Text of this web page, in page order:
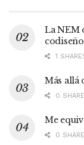
La NEM
1
Más allá
0
Me
0